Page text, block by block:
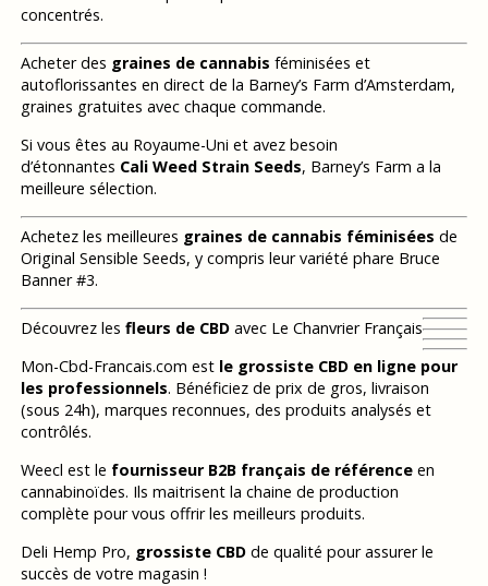
concentrés.
Acheter des graines de cannabis féminisées et
autoflorissantes en direct de la Barney’s Farm d’Amsterdam,
graines gratuites avec chaque commande.
Si vous êtes au Royaume-Uni et avez besoin
d’étonnantes Cali Weed Strain Seeds, Barney’s Farm a la
meilleure sélection.
Achetez les meilleures graines de cannabis féminisées de
Original Sensible Seeds, y compris leur variété phare Bruce
Banner #3.
Découvrez les fleurs de CBDavec Le Chanvrier Français
Mon-Cbd-Francais.com est le grossiste CBD en ligne pour
les professionnels. Bénéficiez de prix de gros, livraison
(sous 24h), marques reconnues, des produits analysés et
contrôlés.
Weecl est le fournisseur B2B français de référenceen
cannabinoïdes. Ils maitrisent la chaine de production
complète pour vous offrir les meilleurs produits.
Deli Hemp Pro, grossiste CBDde qualité pour assurer le
succès de votre magasin !